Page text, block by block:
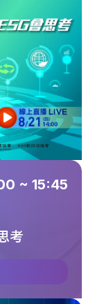
~ 15:45
考